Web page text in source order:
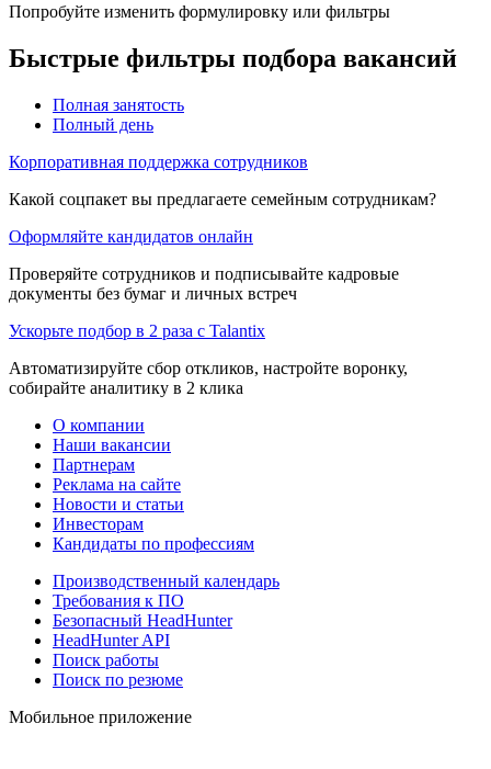
Попробуйте изменить формулировку или фильтры
Быстрые фильтры подбора вакансий
Полная занятость
Полный день
Корпоративная поддержка сотрудников
Какой соцпакет вы предлагаете семейным сотрудникам?
Оформляйте кандидатов онлайн
Проверяйте сотрудников и подписывайте кадровые
документы без бумаг и личных встреч
Ускорьте подбор в 2 раза с Talantix
Автоматизируйте сбор откликов, настройте воронку,
собирайте аналитику в 2 клика
О компании
Наши вакансии
Партнерам
Реклама на сайте
Новости и статьи
Инвесторам
Кандидаты по профессиям
Производственный календарь
Требования к ПО
Безопасный HeadHunter
HeadHunter API
Поиск работы
Поиск по резюме
Мобильное приложение